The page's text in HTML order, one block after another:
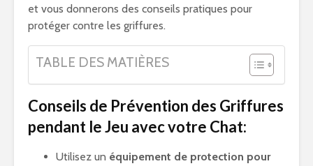
et vous donnerons des conseils pratiques pour
protéger contre les griffures.
TABLE DES MATIÈRES
Conseils de Prévention des Griffures
pendant le Jeu avec votre Chat:
Utilisez un équipement de protection pour